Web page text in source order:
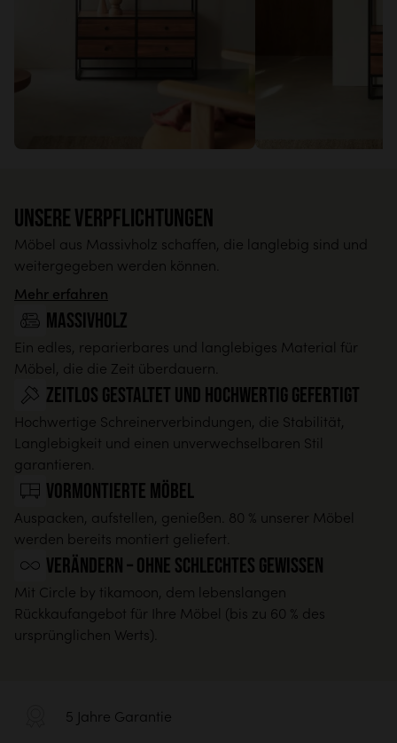
Unsere Verpflichtungen
Möbel aus Massivholz schaffen, die langlebig sind und
weitergegeben werden können.
Mehr erfahren
Massivholz
Ein edles, reparierbares und langlebiges Material für
Möbel, die die Zeit überdauern.
Zeitlos gestaltet und hochwertig gefertigt
Hochwertige Schreinerverbindungen, die Stabilität,
Langlebigkeit und einen unverwechselbaren Stil
garantieren.
Vormontierte Möbel
Auspacken, aufstellen, genießen. 80 % unserer Möbel
werden bereits montiert geliefert.
Verändern – ohne schlechtes Gewissen
Mit Circle by tikamoon, dem lebenslangen
Rückkaufangebot für Ihre Möbel (bis zu 60 % des
ursprünglichen Werts).
5 Jahre Garantie